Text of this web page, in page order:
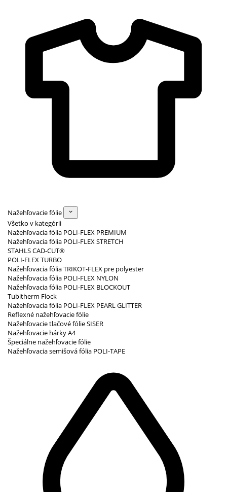
Nažehľovacie fólie
Všetko v kategórii
Nažehľovacia fólia POLI-FLEX PREMIUM
Nažehľovacia fólia POLI-FLEX STRETCH
STAHLS CAD-CUT®
POLI-FLEX TURBO
Nažehľovacia fólia TRIKOT-FLEX pre polyester
Nažehľovacia fólia POLI-FLEX NYLON
Nažehľovacia fólia POLI-FLEX BLOCKOUT
Tubitherm Flock
Nažehľovacia fólia POLI-FLEX PEARL GLITTER
Reflexné nažehľovacie fólie
Nažehľovacie tlačové fólie SISER
Nažehľovacie hárky A4
Špeciálne nažehľovacie fólie
Nažehľovacia semišová fólia POLI-TAPE